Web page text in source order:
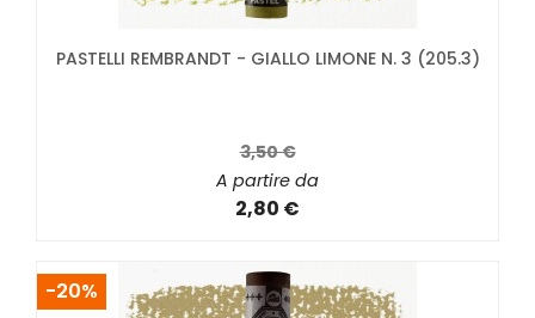
PASTELLI REMBRANDT - GIALLO LIMONE N. 3 (205.3)
3,50 €
A partire da
2,80 €
-20%